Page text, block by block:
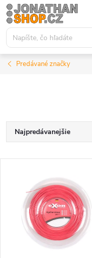
Prejsť
na
obsah
Predávané značky
R
a
Najpredávanejšie
Abecedne